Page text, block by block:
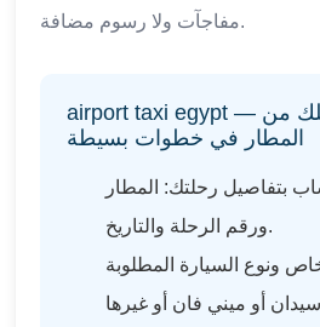
مفاجآت ولا رسوم مضافة.
airport taxi egypt — احجز توصيلك من
المطار في خطوات بسيطة
بتفاصيل رحلتك: المطار
ورقم الرحلة والتاريخ.
ونوع السيارة المطلوبة